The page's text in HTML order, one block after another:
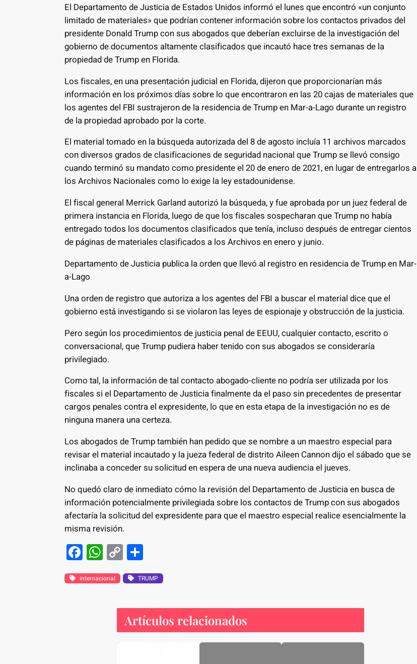
El Departamento de Justicia de Estados Unidos informó el lunes que encontró «un conjunto
limitado de materiales» que podrían contener información sobre los contactos privados del
presidente Donald Trump con sus abogados que deberían excluirse de la investigación del
gobierno de documentos altamente clasificados que incautó hace tres semanas de la
propiedad de Trump en Florida.
Los fiscales, en una presentación judicial en Florida, dijeron que proporcionarían más
información en los próximos días sobre lo que encontraron en las 20 cajas de materiales que
los agentes del FBI sustrajeron de la residencia de Trump en Mar-a-Lago durante un registro
de la propiedad aprobado por la corte.
El material tomado en la búsqueda autorizada del 8 de agosto incluía 11 archivos marcados
con diversos grados de clasificaciones de seguridad nacional que Trump se llevó consigo
cuando terminó su mandato como presidente el 20 de enero de 2021, en lugar de entregarlos a
los Archivos Nacionales como lo exige la ley estadounidense.
El fiscal general Merrick Garland autorizó la búsqueda, y fue aprobada por un juez federal de
primera instancia en Florida, luego de que los fiscales sospecharan que Trump no había
entregado todos los documentos clasificados que tenía, incluso después de entregar cientos
de páginas de materiales clasificados a los Archivos en enero y junio.
Departamento de Justicia publica la orden que llevó al registro en residencia de Trump en Mar-
a-Lago
Una orden de registro que autoriza a los agentes del FBI a buscar el material dice que el
gobierno está investigando si se violaron las leyes de espionaje y obstrucción de la justicia.
Pero según los procedimientos de justicia penal de EEUU, cualquier contacto, escrito o
conversacional, que Trump pudiera haber tenido con sus abogados se consideraría
privilegiado.
Como tal, la información de tal contacto abogado-cliente no podría ser utilizada por los
fiscales si el Departamento de Justicia finalmente da el paso sin precedentes de presentar
cargos penales contra el expresidente, lo que en esta etapa de la investigación no es de
ninguna manera una certeza.
Los abogados de Trump también han pedido que se nombre a un maestro especial para
revisar el material incautado y la jueza federal de distrito Aileen Cannon dijo el sábado que se
inclinaba a conceder su solicitud en espera de una nueva audiencia el jueves.
No quedó claro de inmediato cómo la revisión del Departamento de Justicia en busca de
información potencialmente privilegiada sobre los contactos de Trump con sus abogados
afectaría la solicitud del expresidente para que el maestro especial realice esencialmente la
misma revisión.
F
a
c
W
h
at
C
o
p
Li
n
h
ar
internacional TRUMP
Artículos relacionados